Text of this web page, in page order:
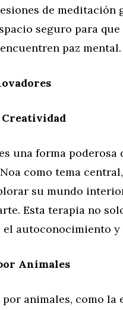
de meditación
seguro para
paz mental.
una forma
como tema
su mundo
Esta terapia no
el autoconocimiento y
Animales
animales, como